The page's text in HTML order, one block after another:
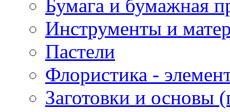
Бумага и бумажная
Инструменты и
Пастели
Флористика -
Заготовки и основы